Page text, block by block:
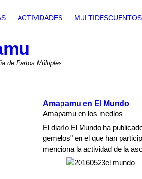
ACTIVIDADES MULTIDESCUENTOS
de Partos Múltiples
Amapamu en El Mundo
Amapamu en los medios
El diarío El Mundo ha
gemelos" en el que han
menciona la actividad de la